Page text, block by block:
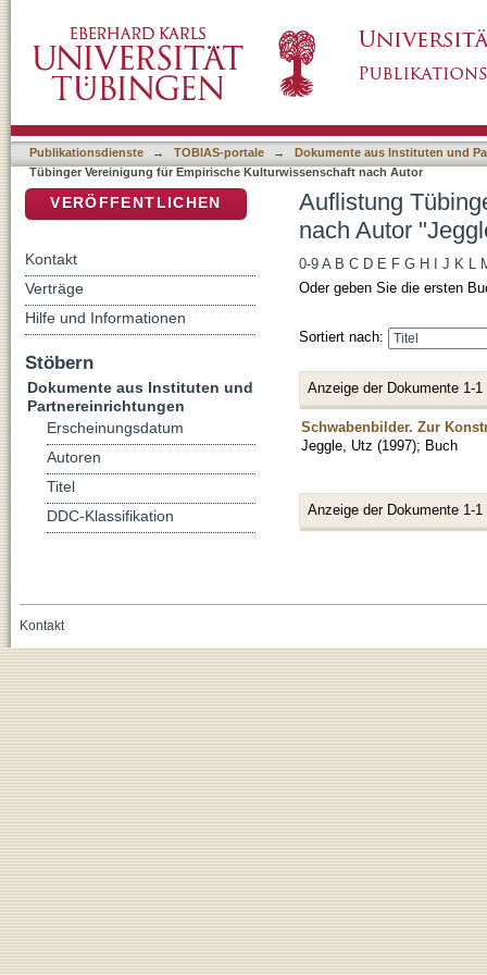
Publikationsdienste → TOBIAS-portale →
Dokumente aus Instituten und
Tübinger Vereinigung für Empirische Kulturwissenschaft nach Autor
Auflistung
nach Autor
0-9 A B C D E F G H J K L
Oder geben Sie die ersten
Sortiert nach:
Anzeige der Dokumente 1-1
Schwabenbilder. Zur
Jeggle, Utz (1997); Buch
Anzeige der Dokumente 1-1
VERÖFFENTLICHEN
Kontakt
Verträge
Hilfe und Informationen
Stöbern
Dokumente aus Instituten und
Partnereinrichtungen
Erscheinungsdatum
Autoren
Titel
DDC-Klassifikation
Kontakt